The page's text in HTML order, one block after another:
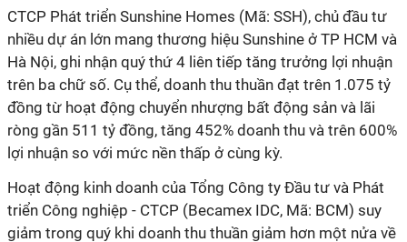
CTCP Phát triển Sunshine Homes (Mã: SSH), chủ đầu tư
nhiều dự án lớn mang thương hiệu Sunshine ở TP HCM và
Hà Nội, ghi nhận quý thứ 4 liên tiếp tăng trưởng lợi nhuận
trên ba chữ số. Cụ thể, doanh thu thuần đạt trên 1.075 tỷ
đồng từ hoạt động chuyển nhượng bất động sản và lãi
ròng gần 511 tỷ đồng, tăng 452% doanh thu và trên 600%
lợi nhuận so với mức nền thấp ở cùng kỳ.
Hoạt động kinh doanh của Tổng Công ty Đầu tư và Phát
triển Công nghiệp - CTCP (Becamex IDC, Mã: BCM) suy
giảm trong quý khi doanh thu thuần giảm hơn một nửa về